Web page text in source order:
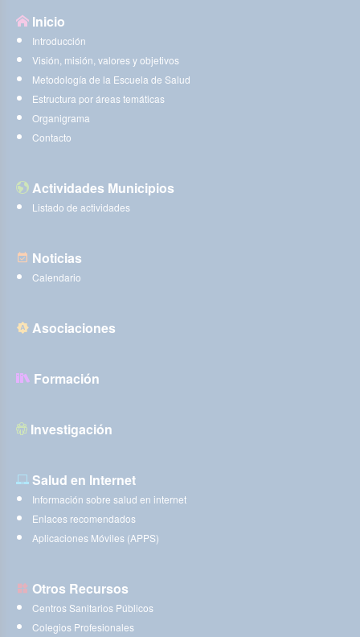
Inicio
Introducción
Visión, misión, valores y objetivos
Metodología de la Escuela de Salud
Estructura por áreas temáticas
Organigrama
Contacto
Actividades Municipios
Listado de actividades
Noticias
Calendario
Asociaciones
Formación
Investigación
Salud en Internet
Información sobre salud en internet
Enlaces recomendados
Aplicaciones Móviles (APPS)
Otros Recursos
Centros Sanitarios Públicos
Colegios Profesionales